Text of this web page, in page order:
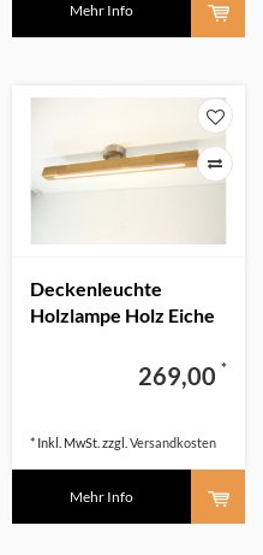
Mehr Info
Deckenleuchte
Holzlampe Holz Eiche
269,00 *
* Inkl. MwSt. zzgl. Versandkosten
Mehr Info